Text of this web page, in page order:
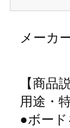
メーカ
【商品
用途・
●ボー